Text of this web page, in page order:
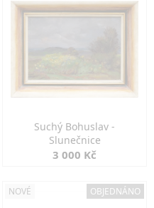
Suchý Bohuslav -
Slunečnice
3 000 Kč
NOVÉ OBJEDNÁNO